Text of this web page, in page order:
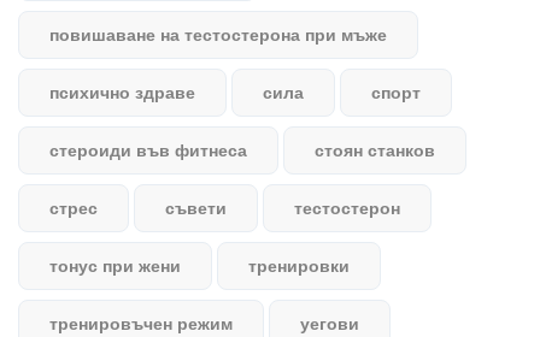
повишаване на тестостерона при мъже
психично здраве сила спорт
стероиди във фитнеса стоян станков
стрес съвети тестостерон
тонус при жени тренировки
тренировъчен режим уегови